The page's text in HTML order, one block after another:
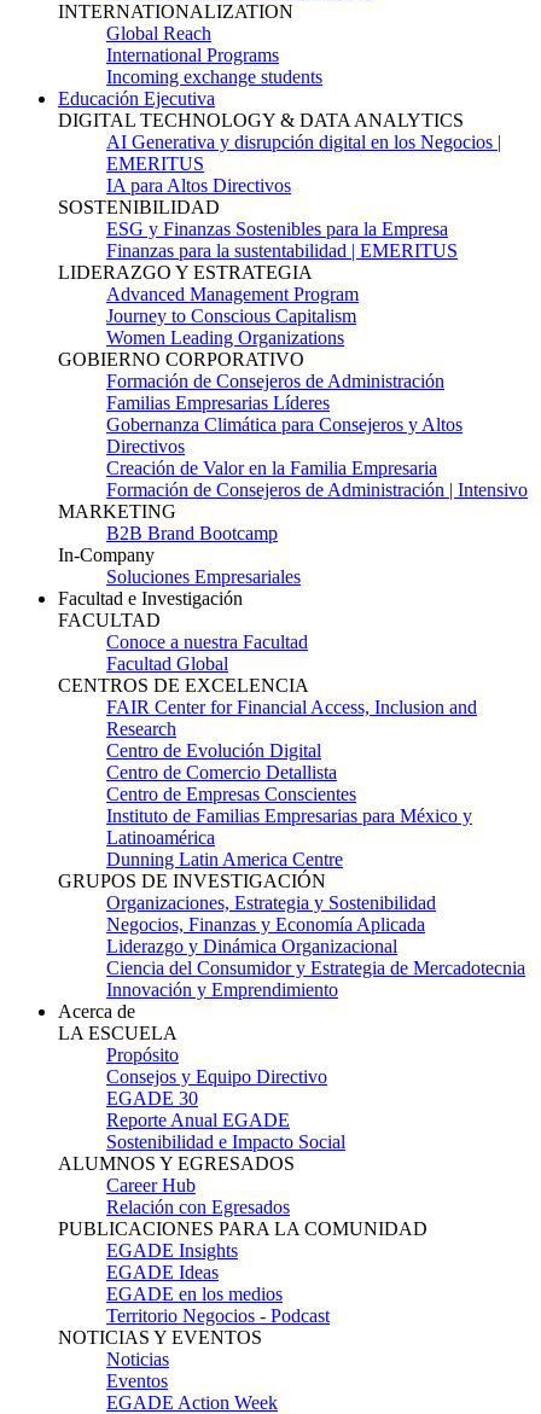
INTERNATIONALIZATION
Global Reach
International Programs
Incoming exchange students
Educación Ejecutiva
DIGITAL TECHNOLOGY & DATA ANALYTICS
AI Generativa y disrupción digital en los Negocios |
EMERITUS
IA para Altos Directivos
SOSTENIBILIDAD
ESG y Finanzas Sostenibles para la Empresa
Finanzas para la sustentabilidad | EMERITUS
LIDERAZGO Y ESTRATEGIA
Advanced Management Program
Journey to Conscious Capitalism
Women Leading Organizations
GOBIERNO CORPORATIVO
Formación de Consejeros de Administración
Familias Empresarias Líderes
Gobernanza Climática para Consejeros y Altos
Directivos
Creación de Valor en la Familia Empresaria
Formación de Consejeros de Administración | Intensivo
MARKETING
B2B Brand Bootcamp
In-Company
Soluciones Empresariales
Facultad e Investigación
FACULTAD
Conoce a nuestra Facultad
Facultad Global
CENTROS DE EXCELENCIA
FAIR Center for Financial Access, Inclusion and
Research
Centro de Evolución Digital
Centro de Comercio Detallista
Centro de Empresas Conscientes
Instituto de Familias Empresarias para México y
Latinoamérica
Dunning Latin America Centre
GRUPOS DE INVESTIGACIÓN
Organizaciones, Estrategia y Sostenibilidad
Negocios, Finanzas y Economía Aplicada
Liderazgo y Dinámica Organizacional
Ciencia del Consumidor y Estrategia de Mercadotecnia
Innovación y Emprendimiento
Acerca de
LA ESCUELA
Propósito
Consejos y Equipo Directivo
EGADE 30
Reporte Anual EGADE
Sostenibilidad e Impacto Social
ALUMNOS Y EGRESADOS
Career Hub
Relación con Egresados
PUBLICACIONES PARA LA COMUNIDAD
EGADE Insights
EGADE Ideas
EGADE en los medios
Territorio Negocios - Podcast
NOTICIAS Y EVENTOS
Noticias
Eventos
EGADE Action Week